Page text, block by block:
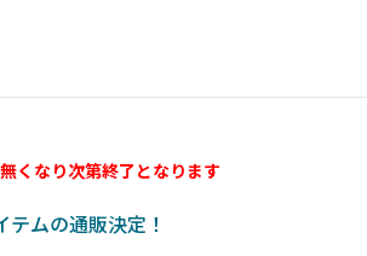
くなり次第終了となります
テムの通販決定！